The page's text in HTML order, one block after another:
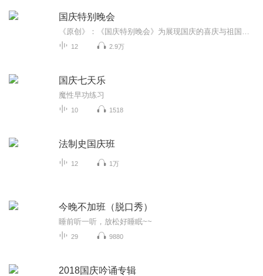
国庆特别晚会
12 2.9万
国庆七天乐
魔性早功练习
10 1518
法制史国庆班
12 1万
今晚不加班（脱口秀）
睡前听一听，放松好睡眠~~
29 9880
2018国庆吟诵专辑